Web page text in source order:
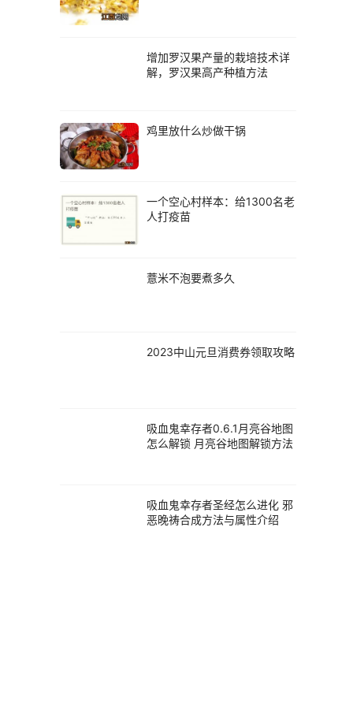
增加罗汉果产量的栽培技术详
解，罗汉果高产种植方法
鸡里放什么炒做干锅
一个空心村样本：给1300名老
人打疫苗
薏米不泡要煮多久
2023中山元旦消费券领取攻略
吸血鬼幸存者0.6.1月亮谷地图
怎么解锁 月亮谷地图解锁方法
吸血鬼幸存者圣经怎么进化 邪
恶晚祷合成方法与属性介绍